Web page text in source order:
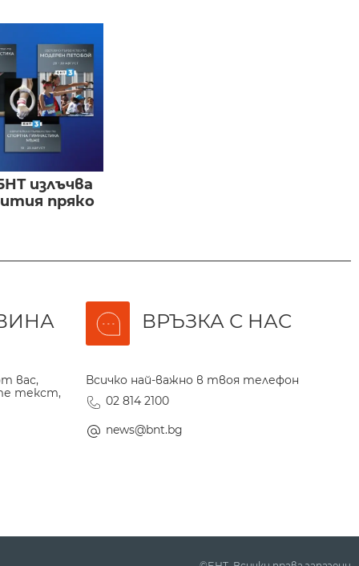
излъчва
пряко
вас,
текст,
ВРЪЗКА С НАС
Всичко най-важно в твоя телефон
02 814 2100
news@bnt.bg